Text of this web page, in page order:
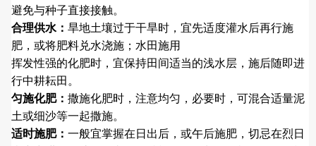
避免与种子直接接触。
合理供水： 旱地土壤过于干旱时，宜先适度灌水后再行施
肥，或将肥料兑水浇施；水田施用
挥发性强的化肥时，宜保持田间适当的浅水层，施后随即进
行中耕耘田。
匀施化肥： 撒施化肥时，注意均匀，必要时，可混合适量泥
土或细沙等一起撒施。
适时施肥： 一般宜掌握在日出后，或午后施肥，切忌在烈日